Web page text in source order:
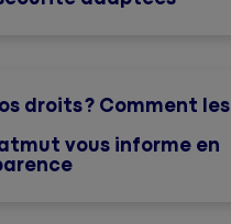
droits ? Comment les
vous informe en